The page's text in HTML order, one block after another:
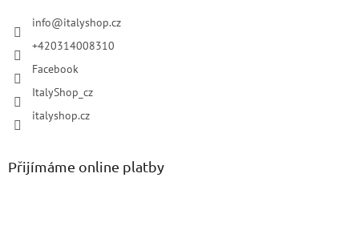
info@italyshop.cz
+420314008310
Facebook
ItalyShop_cz
italyshop.cz
Přijímáme online platby